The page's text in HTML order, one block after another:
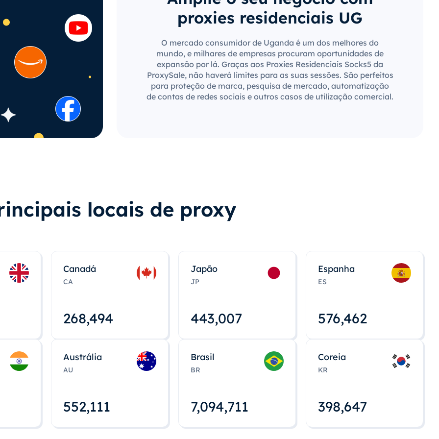
proxies residenciais UG
O mercado consumidor de Uganda é um dos melhores do
mundo, e milhares de empresas procuram oportunidades de
expansão por lá. Graças aos Proxies Residenciais Socks5 da
ProxySale, não haverá limites para as suas sessões. São perfeitos
para proteção de marca, pesquisa de mercado, automatização
de contas de redes sociais e outros casos de utilização comercial.
locais de proxy
Canadá
CA
268,495
Japão
JP
443,008
Espanha
ES
576,463
Austrália
AU
552,112
Brasil
BR
7,094,712
Coreia
KR
398,648